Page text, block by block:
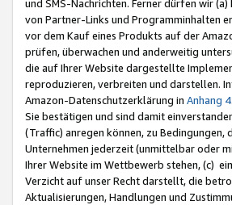
und SMS-Nachrichten. Ferner dürfen wir
von Partner-Links und Programminhalten
vor dem Kauf eines Produkts auf der
prüfen, überwachen und anderweitig
die auf Ihrer Website dargestellte
reproduzieren, verbreiten und darstellen.
Amazon-Datenschutzerklärung in Anhang 4.
Sie bestätigen und sind damit
(Traffic) anregen können, zu
Unternehmen jederzeit (unmittelbar oder
Ihrer Website im Wettbewerb stehen, (c)
Verzicht auf unser Recht darstellt, die
Aktualisierungen, Handlungen und